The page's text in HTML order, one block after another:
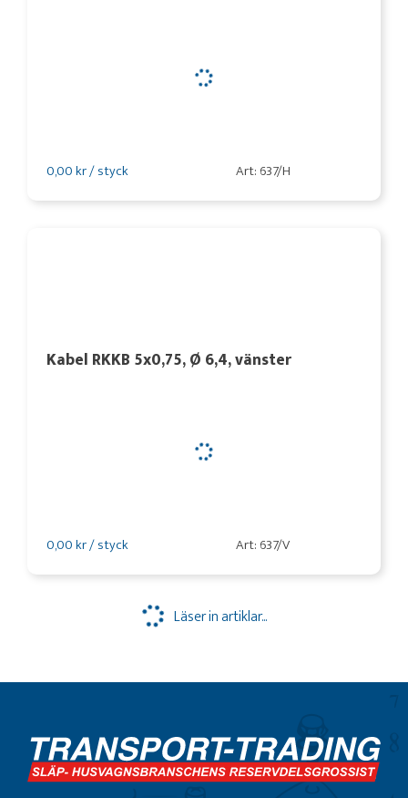
0,00 kr / styck Art: 637/H
Kabel RKKB 5x0,75, Ø 6,4, vänster
0,00 kr / styck Art: 637/V
Läser in artiklar...